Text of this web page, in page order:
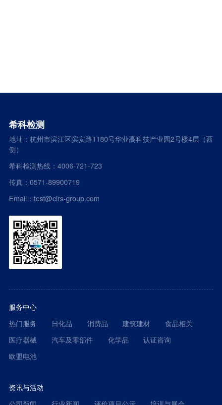
希科检测
地址：杭州市滨江区滨安路1180号华业高科技产业园2号楼4层（西
侧）
希科检测热线：4006-721-723
传真：0571-89900719
Email：test@cirs-group.com
服务中心
热门服务
日化品 消费品 建筑建材
食品相关
医疗器械
汽车及零部件 化学品
认证咨询
欧盟电池
资讯与活动